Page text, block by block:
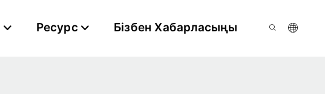
Ресурс Бізбен Хабарласыңы